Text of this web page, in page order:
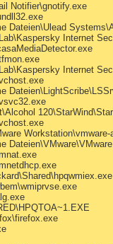
Notifier\gnotify.exe
Dateien\Ulead
Internet
Internet
Workstation\vmware-